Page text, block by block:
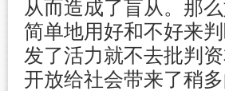
从而造成了盲从。那
简单地用好和不好来
发了活力就不去批判
开放给社会带来了稍